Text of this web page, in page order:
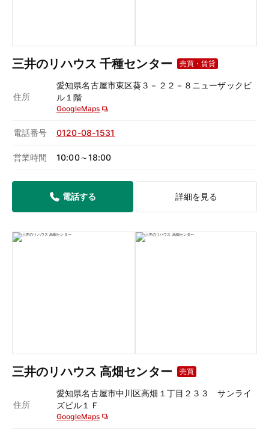
三井のリハウス 千種センター 売買・賃貸
住所
愛知県名古屋市東区葵３－２２－８ニューザックビ
ル１階
GoogleMaps
電話番号 0120-08-1531
営業時間 10:00～18:00
電話する 詳細を見る
三井のリハウス 高畑センター 売買
住所
愛知県名古屋市中川区高畑１丁目２３３ サンライ
ズビル１Ｆ
GoogleMaps